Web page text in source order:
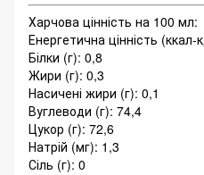
Харчова цінність на 100 мл:
Енергетична цінність
Білки (г): 0,8
Жири (г): 0,3
Насичені жири (г): 0,1
Вуглеводи (г): 74,4
Цукор (г): 72,6
Натрій (мг): 1,3
Сіль (г): 0